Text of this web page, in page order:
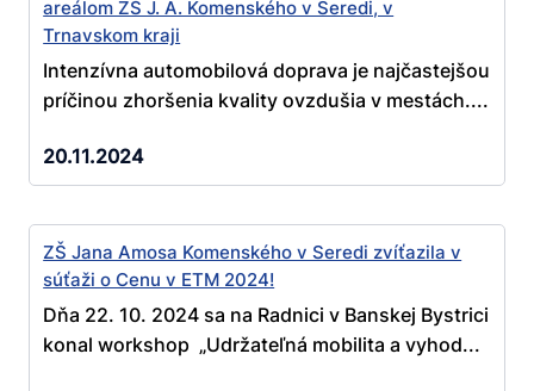
areálom ZŠ J. A. Komenského v Seredi, v
Trnavskom kraji
Intenzívna automobilová doprava je najčastejšou
príčinou zhoršenia kvality ovzdušia v mestách....
20.11.2024
ZŠ Jana Amosa Komenského v Seredi zvíťazila v
súťaži o Cenu v ETM 2024!
Dňa 22. 10. 2024 sa na Radnici v Banskej Bystrici
konal workshop „Udržateľná mobilita a vyhod...